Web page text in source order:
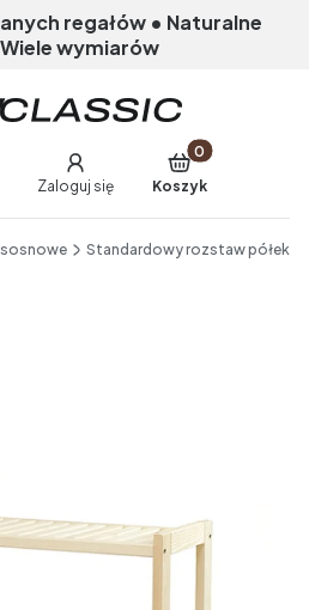
regałów • Naturalne
wymiarów
wyszukiwarkę
Zaloguj się
Produkty w
Koszyk
sosnowe Standardowy rozstaw półek